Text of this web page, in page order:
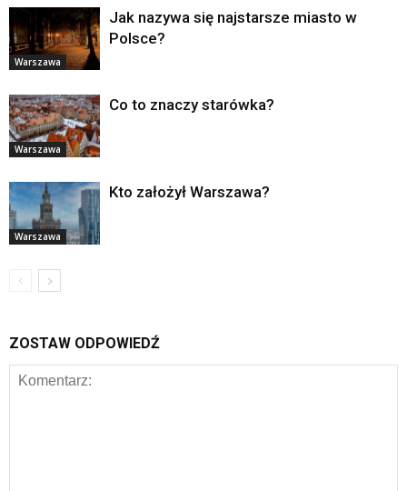
Warszawa
Jak nazywa się najstarsze miasto w
Polsce?
Warszawa
Co to znaczy starówka?
Warszawa
Kto założył Warszawa?
ZOSTAW ODPOWIEDŹ